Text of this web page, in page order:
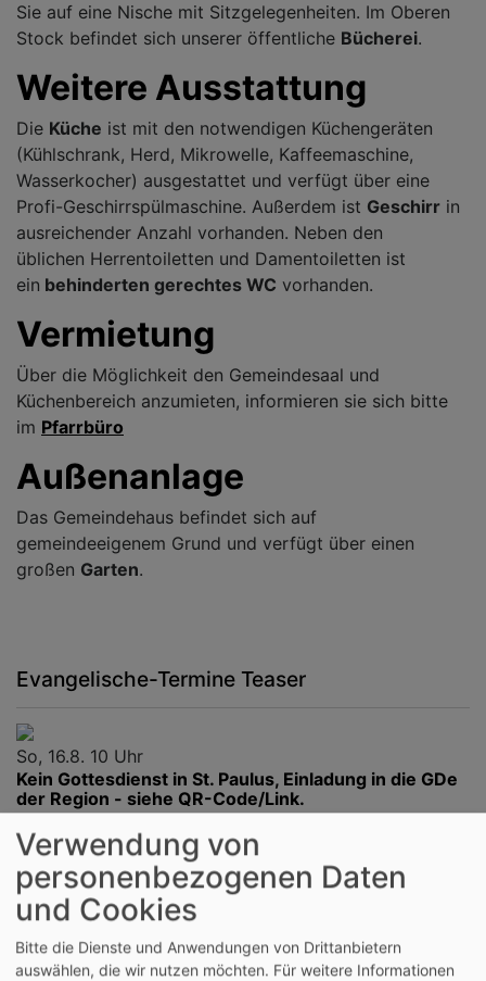
Sie auf eine Nische mit Sitzgelegenheiten. Im Oberen
Stock befindet sich unserer öffentliche Bücherei.
Weitere Ausstattung
Die Küche ist mit den notwendigen Küchengeräten
(Kühlschrank, Herd, Mikrowelle, Kaffeemaschine,
Wasserkocher) ausgestattet und verfügt über eine
Profi-Geschirrspülmaschine. Außerdem ist Geschirr in
ausreichender Anzahl vorhanden. Neben den
üblichen Herrentoiletten und Damentoiletten ist
ein behinderten gerechtes WC vorhanden.
Vermietung
Über die Möglichkeit den Gemeindesaal und
Küchenbereich anzumieten, informieren sie sich bitte
im Pfarrbüro
Außenanlage
Das Gemeindehaus befindet sich auf
gemeindeeigenem Grund und verfügt über einen
großen Garten.
Evangelische-Termine Teaser
So, 16.8. 10 Uhr
Kein Gottesdienst in St. Paulus, Einladung in die GDe
der Region - siehe QR-Code/Link.
Verwendung von
personenbezogenen Daten
und Cookies
Bitte die Dienste und Anwendungen von Drittanbietern
auswählen, die wir nutzen möchten. Für weitere Informationen